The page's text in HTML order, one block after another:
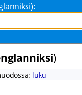
luku